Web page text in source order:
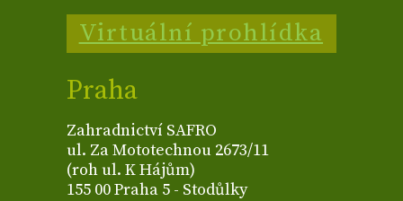
Virtuální prohlídka
Praha
Zahradnictví SAFRO
ul. Za Mototechnou 2673/11
(roh ul. K Hájům)
155 00 Praha 5 - Stodůlky